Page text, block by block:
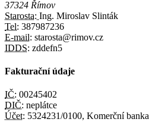
37324 Římov
Starosta: Ing. Miroslav Slinták
Tel: 387987236
E-mail: starosta@rimov.cz
IDDS: zddefn5
Fakturační údaje
IČ: 00245402
DIČ: neplátce
Účet: 5324231/0100, Komerční banka